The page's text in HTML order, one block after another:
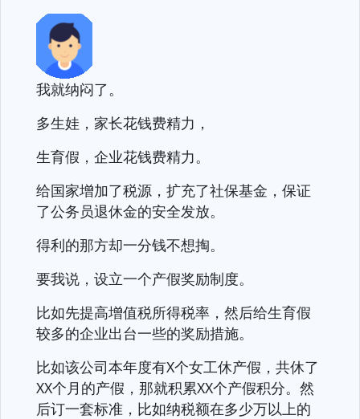
我就纳闷了。
多生娃，家长花钱费精力，
生育假，企业花钱费精力。
给国家增加了税源，扩充了社保基金，保证
了公务员退休金的安全发放。
得利的那方却一分钱不想掏。
要我说，设立一个产假奖励制度。
比如先提高增值税所得税率，然后给生育假
较多的企业出台一些的奖励措施。
比如该公司本年度有X个女工休产假，共休了
XX个月的产假，那就积累XX个产假积分。然
后订一套标准，比如纳税额在多少万以上的